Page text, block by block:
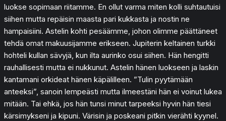
luokse sopimaan riitamme. En ollut varma miten kolli suhtautuisi
siihen mutta repäisin maasta pari kukkasta ja nostin ne
hampaisiini. Astelin kohti pesäämme, johon olimme päättäneet
tehdä omat makuusijamme erikseen. Jupiterin keltainen turkki
hohteli kullan sävyjä, kun ilta aurinko osui siihen. Hän hengitti
rauhallisesti mutta ei nukkunut. Astelin hänen luokseen ja laskin
kantamani orkideat hänen käpälilleen. ”Tulin pyytämään
anteeksi”, sanoin lempeästi mutta ilmeestäni hän ei voinut lukea
mitään. Tai ehkä, jos hän tunsi minut tarpeeksi hyvin hän tiesi
kärsimykseni ja kipuni. Värisin ja poskeani pitkin vierähti kyynel.